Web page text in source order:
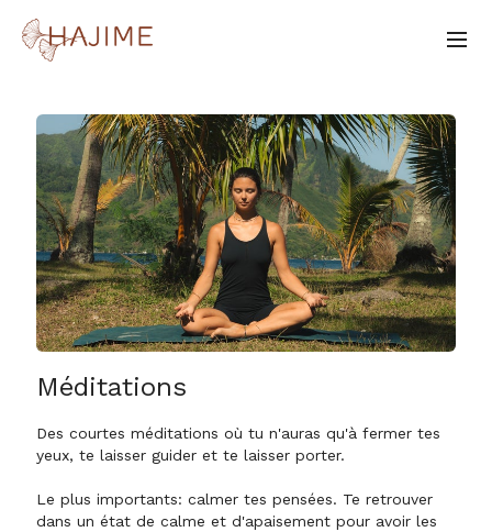
Méditations
Des courtes méditations où tu n'auras qu'à fermer tes
yeux, te laisser guider et te laisser porter.
Le plus importants: calmer tes pensées. Te retrouver
dans un état de calme et d'apaisement pour avoir les